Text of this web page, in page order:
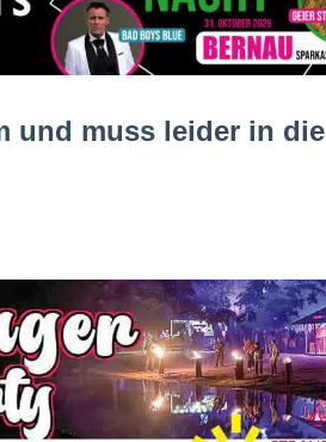
und muss leider in die